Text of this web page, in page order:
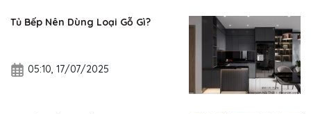
Tủ Bếp Nên Dùng Loại Gỗ Gì?
05:10, 17/07/2025